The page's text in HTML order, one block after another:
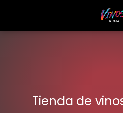
Tienda de